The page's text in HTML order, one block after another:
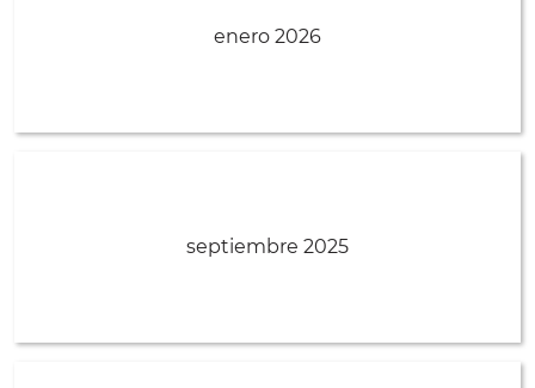
enero 2026
septiembre 2025